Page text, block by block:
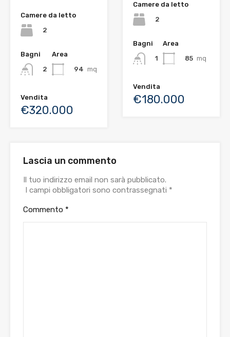
Camere da letto
2
Bagni
2
Area
94 mq
Vendita
€320.000
Camere da letto
2
Bagni
1
Area
85 mq
Vendita
€180.000
Lascia un commento
Il tuo indirizzo email non sarà pubblicato.
I campi obbligatori sono contrassegnati *
Commento *